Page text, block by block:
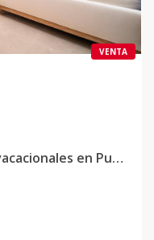
VENTA
Proyecto de apartamentos vacacionales en Puerto Plata